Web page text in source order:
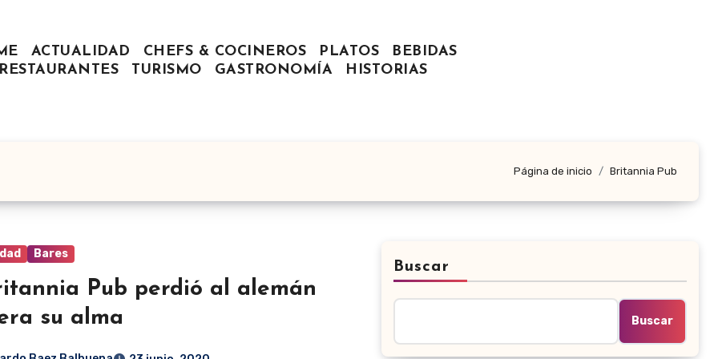
ACTUALIDAD CHEFS & COCINEROS PLATOS
BEBIDAS
RESTAURANTES
TURISMO GASTRONOMÍA HISTORIAS
Página de inicio Britannia Pub
Bares
Pub perdió al alemán
su alma
Buscar
Buscar